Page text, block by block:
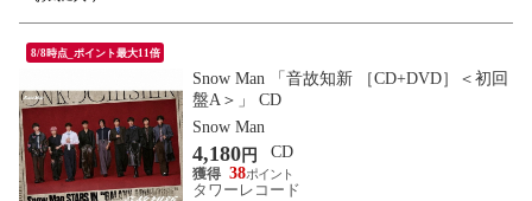
8/8時点_ポイント最大11倍
Snow Man 「音故知新 ［CD+DVD］＜初回
盤A＞」 CD
Snow Man
4,180円
CD
38
タワーレコード